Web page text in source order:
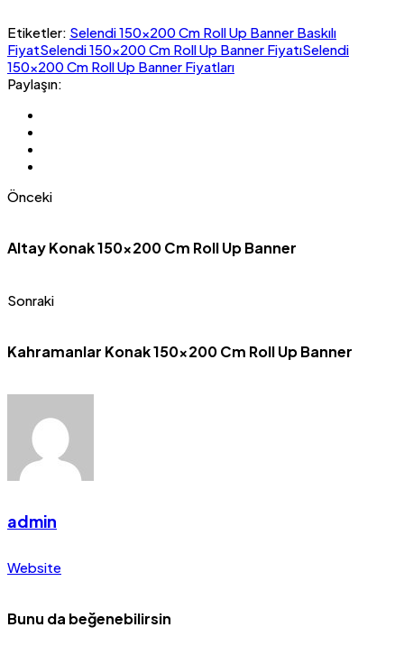
Etiketler: Selendi 150x200 Cm Roll Up Banner Baskılı
FiyatSelendi 150x200 Cm Roll Up Banner FiyatıSelendi
150x200 Cm Roll Up Banner Fiyatları
Paylaşın:
Önceki
Altay Konak 150×200 Cm Roll Up Banner
Sonraki
Kahramanlar Konak 150×200 Cm Roll Up Banner
admin
Website
Bunu da beğenebilirsin